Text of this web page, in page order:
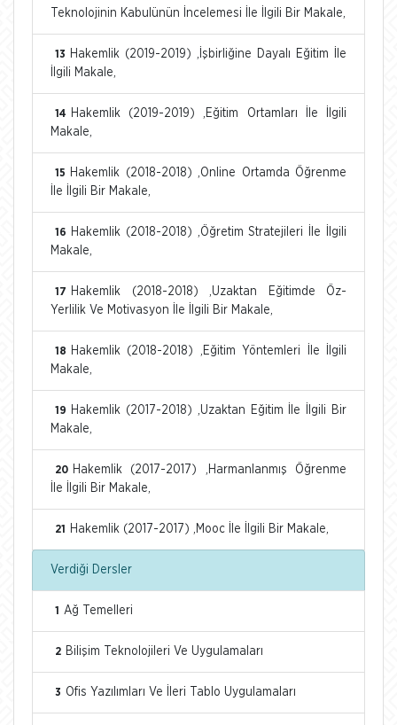
Teknolojinin Kabulünün İncelemesi İle İlgili Bir Makale,
13
Hakemlik (2019-2019) ,İşbirliğine Dayalı Eğitim İle
İlgili Makale,
14
Hakemlik (2019-2019) ,Eğitim Ortamları İle İlgili
Makale,
15
Hakemlik (2018-2018) ,Online Ortamda Öğrenme
İle İlgili Bir Makale,
16
Hakemlik (2018-2018) ,Öğretim Stratejileri İle İlgili
Makale,
17
Hakemlik (2018-2018) ,Uzaktan Eğitimde Öz-
Yerlilik Ve Motivasyon İle İlgili Bir Makale,
18
Hakemlik (2018-2018) ,Eğitim Yöntemleri İle İlgili
Makale,
19
Hakemlik (2017-2018) ,Uzaktan Eğitim İle İlgili Bir
Makale,
20 Hakemlik (2017-2017) ,Harmanlanmış Öğrenme
İle İlgili Bir Makale,
21 Hakemlik (2017-2017) ,Mooc İle İlgili Bir Makale,
Verdiği Dersler
1 Ağ Temelleri
2 Bilişim Teknolojileri Ve Uygulamaları
3 Ofis Yazılımları Ve İleri Tablo Uygulamaları